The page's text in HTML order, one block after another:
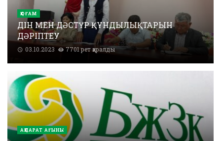
ҚОҒАМ
ДІН МЕН ДӘСТҮР ҚҰНДЫЛЫҚТАРЫН
ДӘРІПТЕУ
03.10.2023 7701 рет қаралды
АҚПАРАТ АҒЫНЫ